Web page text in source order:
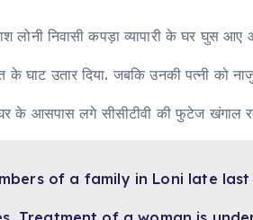
लोनी निवासी कपड़ा व्यापारी के घर घुस
के घाट उतार दिया. जबकि उनकी पत्नी को
के आसपास लगे सीसीटीवी की फुटेज खंगाल
of a family in Loni late